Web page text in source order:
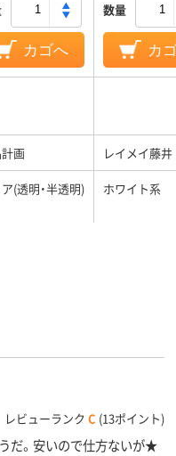
カゴへ
数量
カ
画 レイメイ藤井
(透明・半透明)
ホワイト系
レビューランク C (13ポイント)
だ。安いので仕方ないが★